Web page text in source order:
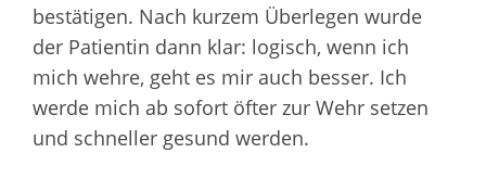
bestätigen. Nach kurzem Überlegen wurde
der Patientin dann klar: logisch, wenn ich
mich wehre, geht es mir auch besser. Ich
werde mich ab sofort öfter zur Wehr setzen
und schneller gesund werden.